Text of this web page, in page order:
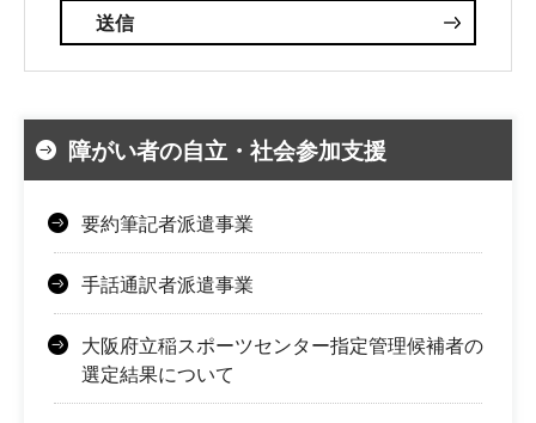
障がい者の自立・社会参加支援
要約筆記者派遣事業
手話通訳者派遣事業
大阪府立稲スポーツセンター指定管理候補者の
選定結果について